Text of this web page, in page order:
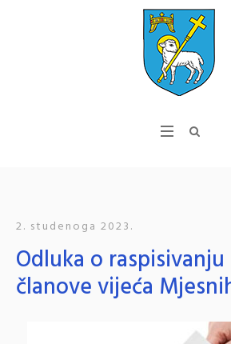
2. studenoga 2023.
Odluka o
članove vijeća